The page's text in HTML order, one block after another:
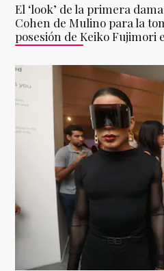
El ‘look’ de la primera
Cohen de Mulino para la
posesión de Keiko Fujimori